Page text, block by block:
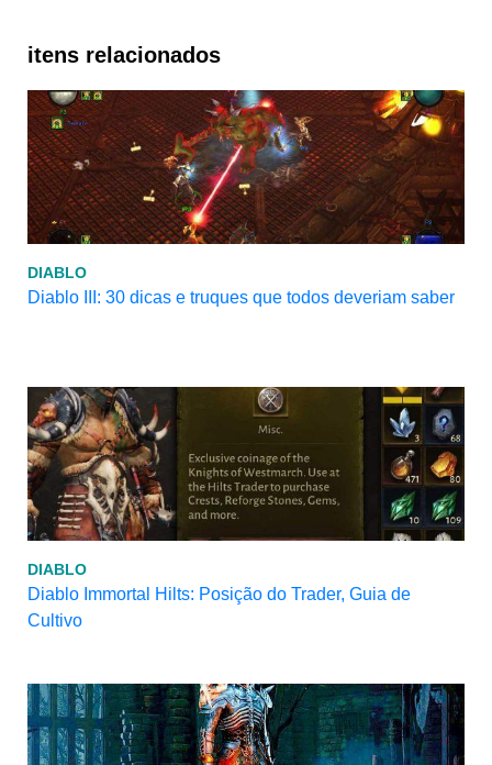
itens relacionados
DIABLO
Diablo III: 30 dicas e truques que todos deveriam saber
DIABLO
Diablo Immortal Hilts: Posição do Trader, Guia de
Cultivo